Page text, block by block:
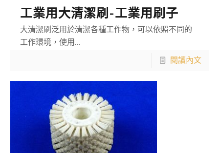
工業用大清潔刷-工業用刷子
大清潔刷泛用於清潔各種工作物，可以依照不同的
工作環境，使用…
閱讀內文